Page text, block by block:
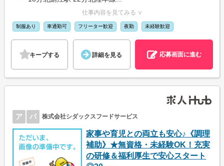
仕事内容を見てみる ∨
制服あり 車通勤可 フリーター歓迎 夜勤 未経験歓迎
キープする 詳細を見る 応募画面に進む
ア パ 株式会社シダックスフードサービス
家事や育児との両立も安心♪《調理
補助》★無資格・未経験OK！充実
の研修＆福利厚生で安心スタート